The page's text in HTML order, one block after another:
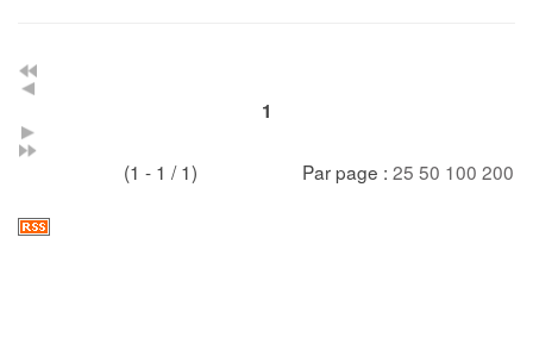
1
(1 - 1 / 1) Par page : 25 50 100 200